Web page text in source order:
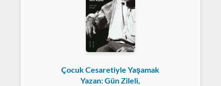
Çocuk Cesaretiyle Yaşamak
Yazan: Gün Zileli,